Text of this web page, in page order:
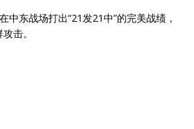
中东战场打出“21发21中”的完美战绩，
击。